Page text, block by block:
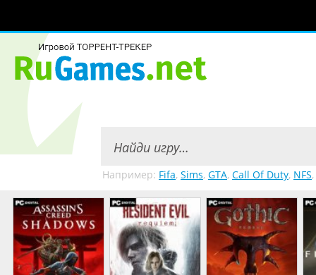
Например: Fifa, Sims, GTA, Call Of Duty, NFS,